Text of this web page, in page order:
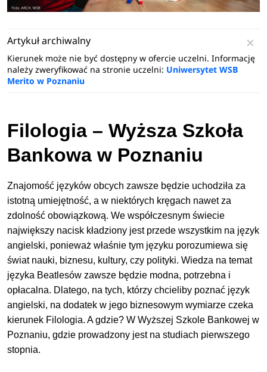
Artykuł archiwalny
Kierunek może nie być dostępny w ofercie uczelni. Informację
należy zweryfikować na stronie uczelni: Uniwersytet WSB
Merito w Poznaniu
Filologia – Wyższa Szkoła
Bankowa w Poznaniu
Znajomość języków obcych zawsze będzie uchodziła za
istotną umiejętność, a w niektórych kręgach nawet za
zdolność obowiązkową. We współczesnym świecie
największy nacisk kładziony jest przede wszystkim na język
angielski, ponieważ właśnie tym języku porozumiewa się
świat nauki, biznesu, kultury, czy polityki. Wiedza na temat
języka Beatlesów zawsze będzie modna, potrzebna i
opłacalna. Dlatego, na tych, którzy chcieliby poznać język
angielski, na dodatek w jego biznesowym wymiarze czeka
kierunek Filologia. A gdzie? W Wyższej Szkole Bankowej w
Poznaniu, gdzie prowadzony jest na studiach pierwszego
stopnia.